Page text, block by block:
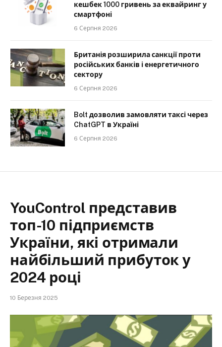
кешбек 1000 гривень за еквайринг у
смартфоні
6 Серпня 2026
Британія розширила санкції проти
російських банків і енергетичного
сектору
6 Серпня 2026
Bolt дозволив замовляти таксі через
ChatGPT в Україні
6 Серпня 2026
YouControl представив
топ-10 підприємств
України, які отримали
найбільший прибуток у
2024 році
10 Березня 2025